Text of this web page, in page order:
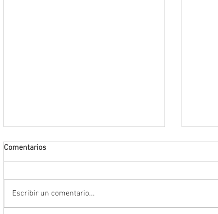
Comentarios
Escribir un comentario...